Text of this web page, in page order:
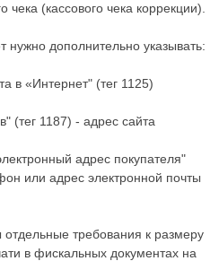
(кассового чека коррекции).
нужно дополнительно указывать:
в «Интернет" (тег 1125)
(тег 1187) - адрес сайта
адрес покупателя"
или адрес электронной почты
требования к размеру
в фискальных документах на